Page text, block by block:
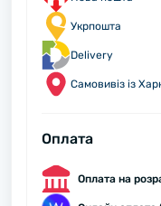
Укрпошта
Delivery
Самовивіз із
Оплата
Оплата на